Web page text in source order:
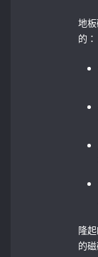
地
的：
隆
的